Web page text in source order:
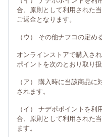
合、原則として利用された
ご返金となります。
（ウ） その他ナフコの定め
オンラインストアで購入さ
ポイントを次のとおり取り扱
（ア） 購入時に当該商品
されます。
（イ） ナデポポイントを
合、原則として利用された
ます。